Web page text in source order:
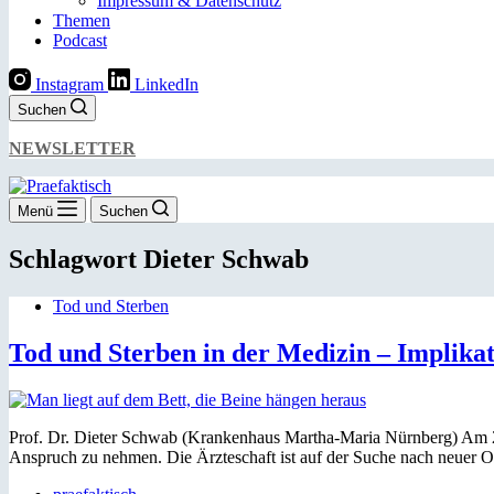
Themen
Podcast
Instagram LinkedIn
Suchen
NEWSLETTER
Menü Suchen
Schlagwort Dieter Schwab
Tod und Sterben
Tod und Sterben in der Medizin –
Prof. Dr. Dieter Schwab (Krankenhaus Martha-Maria Nürnberg) Am
Anspruch zu nehmen. Die Ärzteschaft ist auf der Suche nach neuer